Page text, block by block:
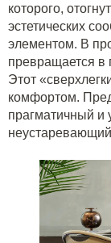
которого,
эстетических
элементом. В
превращается в
Этот
комфортом.
прагматичный и